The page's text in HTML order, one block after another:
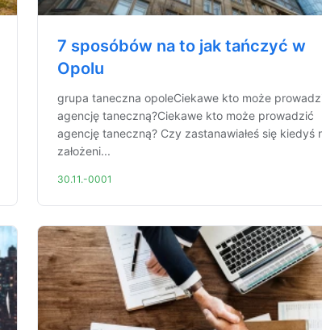
7 sposóbów na to jak tańczyć w
Opolu
grupa taneczna opoleCiekawe kto może
agencję taneczną?Ciekawe kto może prowadzić
agencję taneczną? Czy zastanawiałeś się kiedyś
założeni...
30.11.-0001